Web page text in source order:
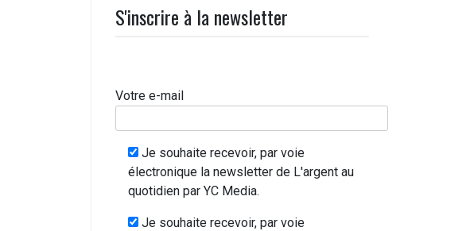
S'inscrire à la newsletter
Votre e-mail
Je souhaite recevoir, par voie
électronique la newsletter de L'argent au
quotidien par YC Media.
Je souhaite recevoir, par voie